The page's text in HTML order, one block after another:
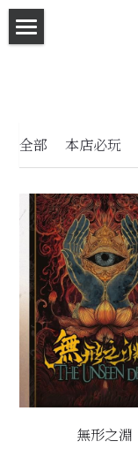
新本預告
劇本相冊
拼團快團群組
劇本殺介紹
新手須知
預約方法
主題房間
全部 本店必玩
無形之淵